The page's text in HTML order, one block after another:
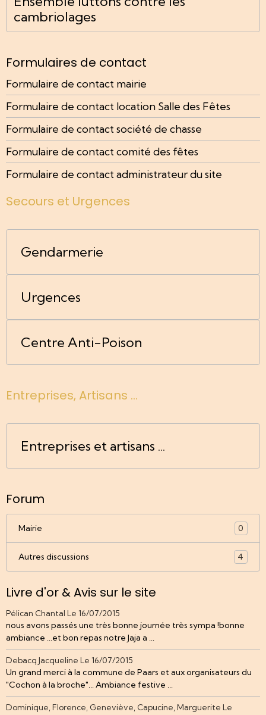
cambriolages
Formulaires de contact
Formulaire de contact mairie
Formulaire de contact location Salle des Fêtes
Formulaire de contact société de chasse
Formulaire de contact comité des fêtes
Formulaire de contact administrateur du site
Secours et Urgences
Gendarmerie
Urgences
Centre Anti-Poison
Entreprises, Artisans ...
Entreprises et artisans ...
Forum
Mairie 0
Autres discussions 4
Livre d'or & Avis sur le site
Pélican Chantal Le 16/07/2015
nous avons passés une très bonne journée très sympa !bonne
ambiance ...et bon repas notre Jaja a ...
Debacq Jacqueline Le 16/07/2015
Un grand merci à la commune de Paars et aux organisateurs du
"Cochon à la broche"... Ambiance festive ...
Dominique, Florence, Geneviève, Capucine, Marguerite Le